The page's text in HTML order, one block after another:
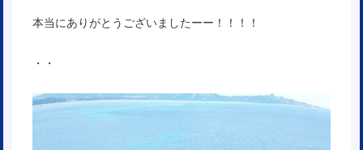
本当にありがとうございましたーー！！！！
・・